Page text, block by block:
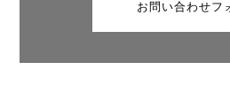
お問い合わせフ